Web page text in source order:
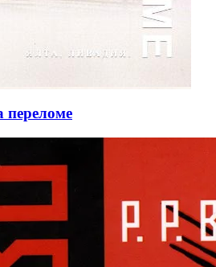
переломе